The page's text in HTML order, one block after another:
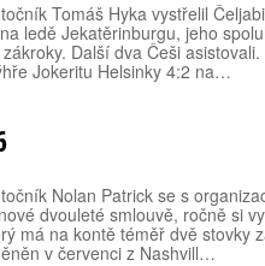
Tomáš Hyka vystřelil
ledě Jekatěrinburgu, jeho
Další dva Češi
Jokeritu Helsinky 4:2 na…
Nolan Patrick se s
dvouleté smlouvě, ročně si
má na kontě téměř dvě stovky
v červenci z Nashvill…